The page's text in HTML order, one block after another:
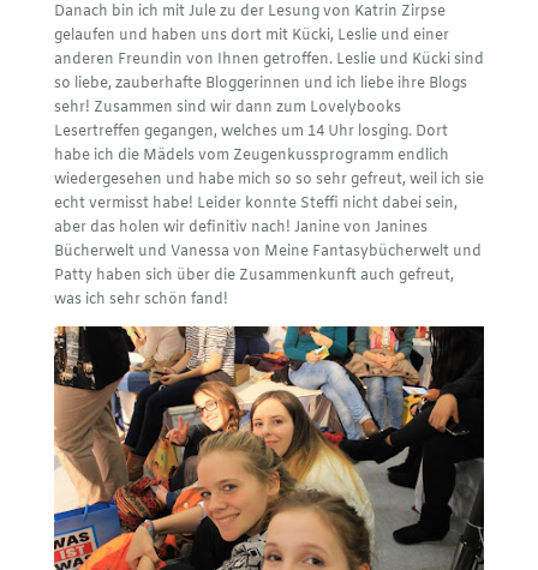
Danach bin ich mit Jule zu der Lesung von Katrin Zirpse
gelaufen und haben uns dort mit Kücki, Leslie und einer
anderen Freundin von Ihnen getroffen. Leslieund Kückisind
so liebe, zauberhafte Bloggerinnen und ich liebe ihre Blogs
sehr! Zusammen sind wir dann zum Lovelybooks
Lesertreffen gegangen, welches um 14 Uhr losging. Dort
habe ich die Mädels vom Zeugenkussprogramm endlich
wiedergesehen und habe mich so so sehr gefreut, weil ich sie
echt vermisst habe! Leider konnte Steffi nicht dabei sein,
aber das holen wir definitiv nach! Janine von Janines
Bücherweltund Vanessa von Meine Fantasybücherweltund
Patty haben sich über die Zusammenkunft auch gefreut,
was ich sehr schön fand!